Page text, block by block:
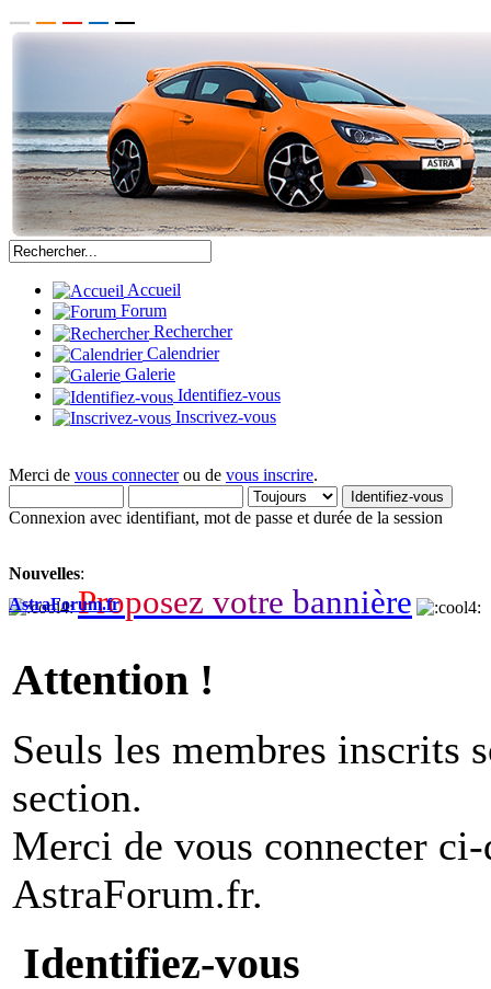
Accueil
Forum
Rechercher
Calendrier
Galerie
Identifiez-vous
Inscrivez-vous
Merci de vous connecterou de vous inscrire.
Connexion avec identifiant, mot de passe et durée de la session
Nouvelles:
Proposez votre bannière
AstraForum.fr
Attention !
Seuls les membres inscrits
section.
Merci de vous connecter
AstraForum.fr.
Identifiez-vous